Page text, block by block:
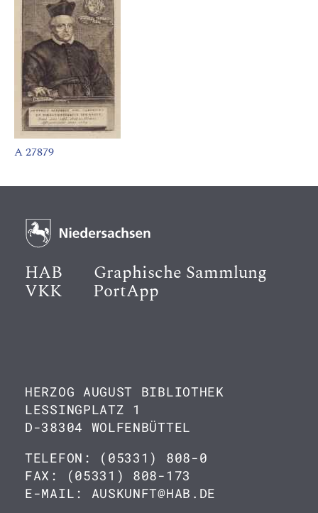
A 27879
HAB Graphische Sammlung
VKK PortApp
HERZOG AUGUST BIBLIOTHEK
LESSINGPLATZ 1
D-38304 WOLFENBÜTTEL
TELEFON: (05331) 808-0
FAX: (05331) 808-173
E-MAIL: AUSKUNFT@HAB.DE